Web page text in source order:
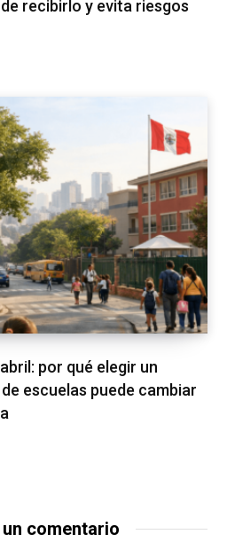
recibirlo y evita riesgos
por qué elegir un
escuelas puede cambiar
comentario